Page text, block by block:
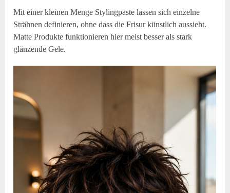
Mit einer kleinen Menge Stylingpaste lassen sich einzelne
Strähnen definieren, ohne dass die Frisur künstlich aussieht.
Matte Produkte funktionieren hier meist besser als stark
glänzende Gele.